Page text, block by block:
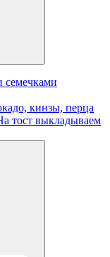
семечками
кинзы, перца
тост выкладываем